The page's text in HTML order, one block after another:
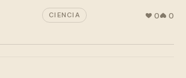
CIENCIA 0 0